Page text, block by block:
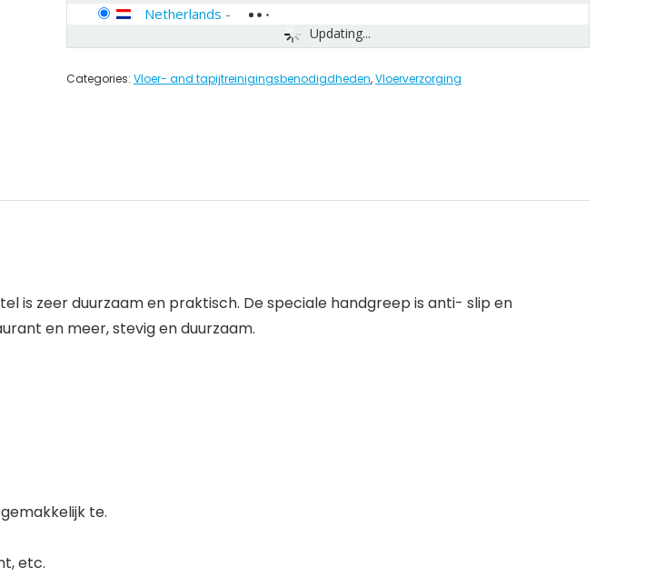
Updating...
Netherlands -
Categories: Vloer- and tapijtreinigingsbenodigdheden,Vloerverzorging
is zeer duurzaam en praktisch. De speciale handgreep is anti- slip en
en meer, stevig en duurzaam.
te.
etc.